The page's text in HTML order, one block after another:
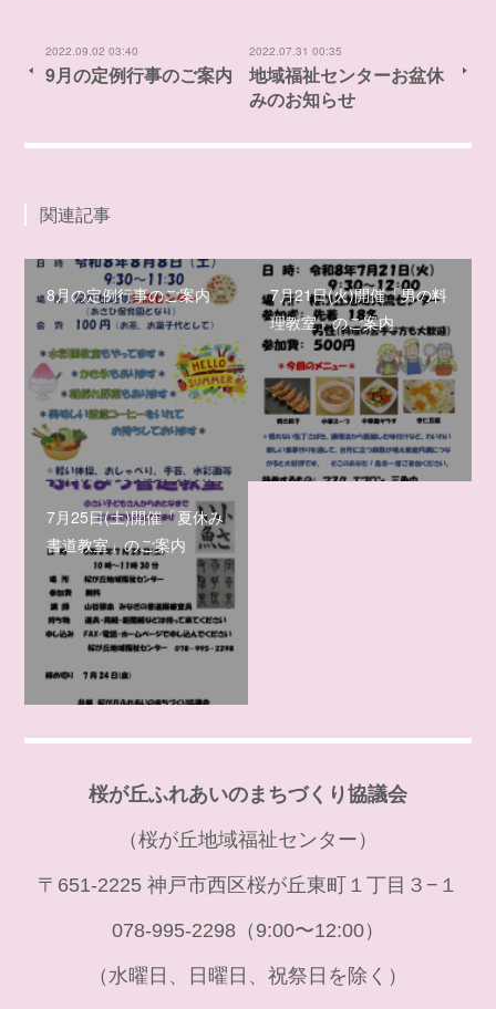
2022.09.02 03:40
9月の定例行事のご案内
2022.07.31 00:35
地域福祉センターお盆休
みのお知らせ
関連記事
8月の定例行事のご案内
7月21日(火)開催「男の料
理教室」のご案内
7月25日(土)開催「夏休み
書道教室」のご案内
桜が丘ふれあいのまちづくり協議会
（桜が丘地域福祉センター）
〒651-2225 神戸市西区桜が丘東町１丁目３−１
078-995-2298（9:00〜12:00）
（水曜日、日曜日、祝祭日を除く）